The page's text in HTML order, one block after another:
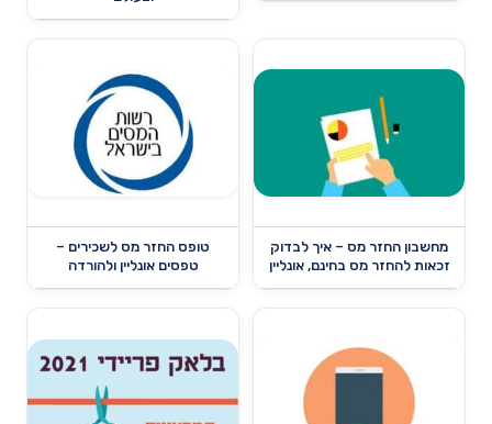
מחשבון החזר מס – איך לבדוק
זכאות להחזר מס בחינם, אונליין
טופס החזר מס לשכירים –
טפסים אונליין ולהורדה